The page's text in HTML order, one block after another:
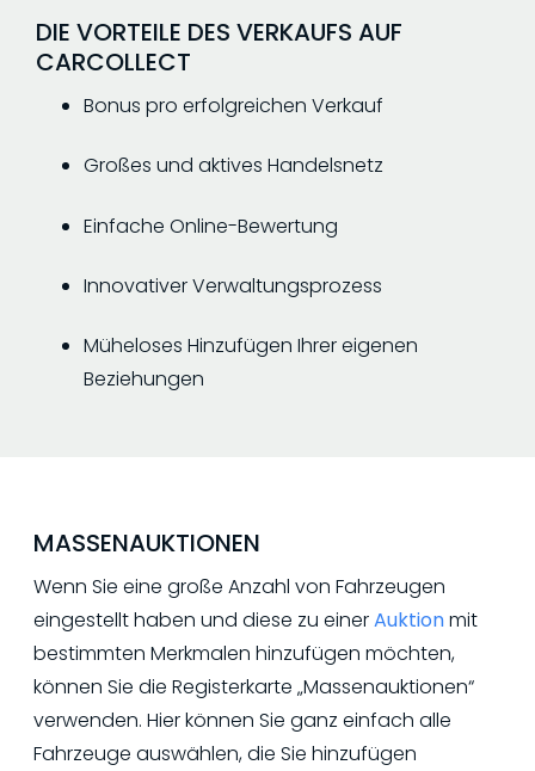
DIE VORTEILE DES VERKAUFS AUF
CARCOLLECT
Bonus pro erfolgreichen Verkauf
Großes und aktives Handelsnetz
Einfache Online-Bewertung
Innovativer Verwaltungsprozess
Müheloses Hinzufügen Ihrer eigenen
Beziehungen
MASSENAUKTIONEN
Wenn Sie eine große Anzahl von Fahrzeugen
eingestellt haben und diese zu einerAuktionmit
bestimmten Merkmalen hinzufügen möchten,
können Sie die Registerkarte „Massenauktionen“
verwenden. Hier können Sie ganz einfach alle
Fahrzeuge auswählen, die Sie hinzufügen